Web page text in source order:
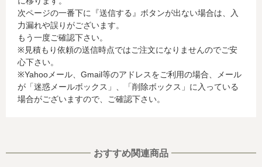
されているカード発行会社へ提供させていただきます。(氏
名、電話番号、email アドレス、インターネット利用環境
に関する情報等)
お客様が利用されているカード発行会社が外国にある場
合、これらの情報は当該発行会社が所属する国に移転され
る場合があります。当社では、お客様から収集した情報か
らは、ご利用のカード発行会社及び当該会社が所在する国
を特定することができないため、以下の個人情報保護措置
・発行会社の個人情報保護の措置
なお、個人情報保護委員会のホームページ
次ページの一番下に『送信する』ボタンが出ない場合は、入
力漏れや誤りがございます。
もう一度ご確認下さい。
※見積もり依頼の送信時点ではご注文になりませんのでご安
心下さい。
※Yahooメール、Gmail等のアドレスをご利用の場合、メール
が「迷惑メールボックス」、「削除ボックス」に入っている
場合がございますので、ご確認下さい。
おすすめ関連商品